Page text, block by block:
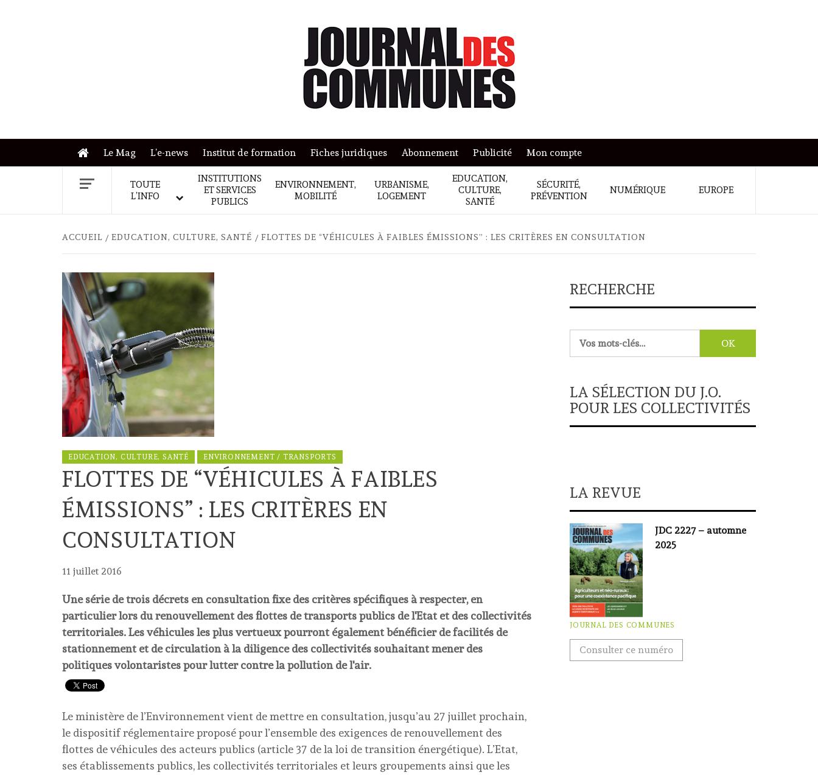
Le Mag L’e-news Institut de formation Fiches juridiques Abonnement Publicité Mon compte
TOUTE
L’INFO
INSTITUTIONS
ET SERVICES
PUBLICS
ENVIRONNEMENT,
MOBILITÉ
URBANISME,
LOGEMENT
EDUCATION,
CULTURE,
SANTÉ
SÉCURITÉ,
PRÉVENTION
NUMÉRIQUE EUROPE
ACCUEIL EDUCATION, CULTURE, SANTÉ FLOTTES DE “VÉHICULES À FAIBLES ÉMISSIONS” : LES CRITÈRES EN CONSULTATION
EDUCATION, CULTURE, SANTÉ ENVIRONNEMENT / TRANSPORTS
FLOTTES DE “VÉHICULES À FAIBLES
ÉMISSIONS” : LES CRITÈRES EN
CONSULTATION
11 juillet 2016
Une série de trois décrets en consultation fixe des critères spécifiques à respecter, en
particulier lors du renouvellement des flottes de transports publics de l'Etat et des collectivités
territoriales. Les véhicules les plus vertueux pourront également bénéficier de facilités de
stationnement et de circulation à la diligence des collectivités souhaitant mener des
politiques volontaristes pour lutter contre la pollution de l'air.
Le ministère de l’Environnement vient de mettre en consultation, jusqu’au 27 juillet prochain,
le dispositif réglementaire proposé pour l’ensemble des exigences de renouvellement des
flottes de véhicules des acteurs publics (article 37 de la loi de transition énergétique). L’Etat,
ses établissements publics, les collectivités territoriales et leurs groupements ainsi que les
RECHERCHE
LA SÉLECTION DU J.O.
POUR LES COLLECTIVITÉS
LA REVUE
JDC 2227 – automne
2025
JOURNAL DES COMMUNES
Consulter ce numéro